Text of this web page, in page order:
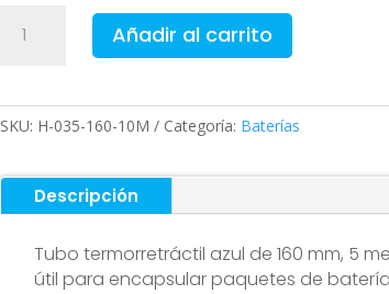
Termorretráctil
para
Color
160mm,
5
metros
cantidad
Añadir al carrito
SKU: H-035-160-10M Categoría: Baterías
Descripción
Tubo termorretráctil azul de 160 mm, 5
útil para encapsular paquetes de